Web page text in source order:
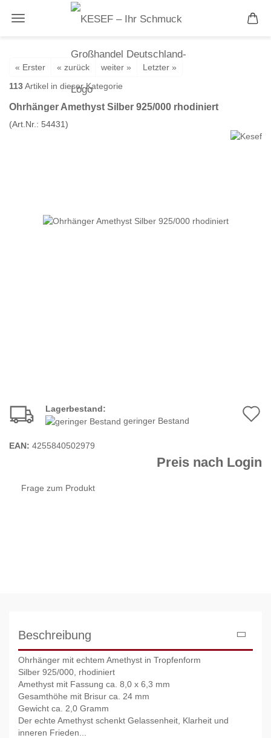
« Erster « zurück weiter »
Letzter »
113Artikel in dieser Kategorie
Ohrhänger Amethyst Silber 925/000 rhodiniert
(Art.Nr.: 54431)
Lagerbestand:
geringer Bestand
EAN: 4255840502979
Preis nach Login
Frage zum Produkt
Beschreibung
Ohrhänger mit echtem Amethyst in Tropfenform
Silber 925/000, rhodiniert
Amethyst mit Fassung ca. 8,0 x 6,3 mm
Gesamthöhe mit Brisur ca. 24 mm
Gewicht ca. 2,0 Gramm
Der echte Amethyst schenkt Gelassenheit, Klarheit und
inneren Frieden...